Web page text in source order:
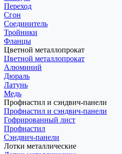
Переход
Сгон
Соединитель
Тройники
Фланцы
Цветной металлопрокат
Цветной металлопрокат
Алюминий
Дюраль
Латунь
Медь
Профнастил и сэндвич-панели
Профнастил и сэндвич-панели
Гофрированный лист
Профнастил
Сэндвич-панели
Лотки металлические